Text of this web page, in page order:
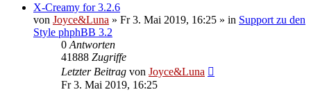
X-Creamy for 3.2.6
von Joyce&Luna » Fr 3. Mai 2019, 16:25 » in Support zu den
Style phphBB 3.2
0 Antworten
41888 Zugriffe
Letzter Beitrag von Joyce&Luna
Fr 3. Mai 2019, 16:25